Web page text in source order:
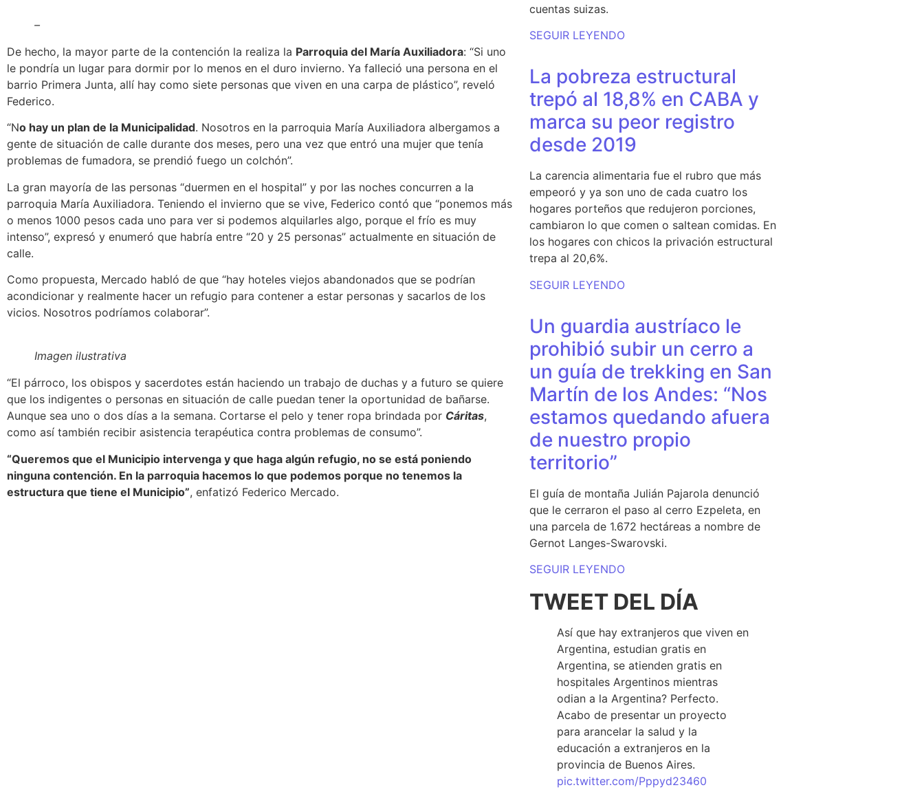
–
De hecho, la mayor parte de la contención la realiza la Parroquia del María Auxiliadora: “Si uno
le pondría un lugar para dormir por lo menos en el duro invierno. Ya falleció una persona en el
barrio Primera Junta, allí hay como siete personas que viven en una carpa de plástico”, reveló
Federico.
“No hay un plan de la Municipalidad. Nosotros en la parroquia María Auxiliadora albergamos a
gente de situación de calle durante dos meses, pero una vez que entró una mujer que tenía
problemas de fumadora, se prendió fuego un colchón”.
La gran mayoría de las personas “duermen en el hospital” y por las noches concurren a la
parroquia María Auxiliadora. Teniendo el invierno que se vive, Federico contó que “ponemos más
o menos 1000 pesos cada uno para ver si podemos alquilarles algo, porque el frío es muy
intenso”, expresó y enumeró que habría entre “20 y 25 personas” actualmente en situación de
calle.
Como propuesta, Mercado habló de que “hay hoteles viejos abandonados que se podrían
acondicionar y realmente hacer un refugio para contener a estar personas y sacarlos de los
vicios. Nosotros podríamos colaborar”.
Imagen ilustrativa
“El párroco, los obispos y sacerdotes están haciendo un trabajo de duchas y a futuro se quiere
que los indigentes o personas en situación de calle puedan tener la oportunidad de bañarse.
Aunque sea uno o dos días a la semana. Cortarse el pelo y tener ropa brindada por Cáritas,
como así también recibir asistencia terapéutica contra problemas de consumo”.
“Queremos que el Municipio intervenga y que haga algún refugio, no se está poniendo
ninguna contención. En la parroquia hacemos lo que podemos porque no tenemos la
estructura que tiene el Municipio”, enfatizó Federico Mercado.
cuentas suizas.
SEGUIR LEYENDO
La pobreza estructural
trepó al 18,8% en CABA y
marca su peor registro
desde 2019
La carencia alimentaria fue el rubro que más
empeoró y ya son uno de cada cuatro los
hogares porteños que redujeron porciones,
cambiaron lo que comen o saltean comidas. En
los hogares con chicos la privación estructural
trepa al 20,6%.
SEGUIR LEYENDO
Un guardia austríaco le
prohibió subir un cerro a
un guía de trekking en San
Martín de los Andes: “Nos
estamos quedando afuera
de nuestro propio
territorio”
El guía de montaña Julián Pajarola denunció
que le cerraron el paso al cerro Ezpeleta, en
una parcela de 1.672 hectáreas a nombre de
Gernot Langes-Swarovski.
SEGUIR LEYENDO
TWEET DEL DÍA
Así que hay extranjeros que viven en
Argentina, estudian gratis en
Argentina, se atienden gratis en
hospitales Argentinos mientras
odian a la Argentina? Perfecto.
Acabo de presentar un proyecto
para arancelar la salud y la
educación a extranjeros en la
provincia de Buenos Aires.
pic.twitter.com/Pppyd23460